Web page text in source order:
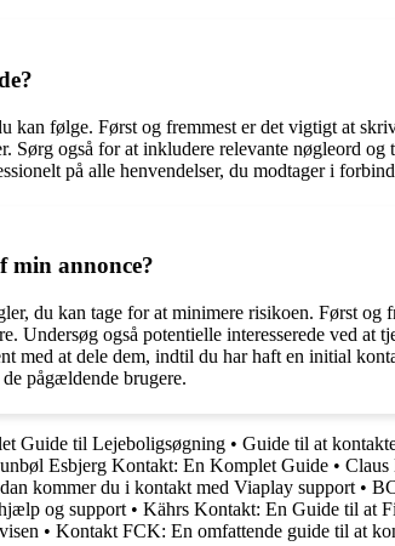
kan følge. Først og fremmest er det vigtigt at
også for at inkludere relevante nøgleord og
på alle henvendelser, du modtager i
min annonce?
du kan tage for at minimere risikoen. Først og
Undersøg også potentielle interesserede ved at
at dele dem, indtil du har haft en initial
pågældende brugere.
Guide til Lejeboligsøgning • Guide til at
Esbjerg Kontakt: En Komplet Guide • Claus
kommer du i kontakt med Viaplay support •
og support • Kährs Kontakt: En Guide til at
• Kontakt FCK: En omfattende guide til at